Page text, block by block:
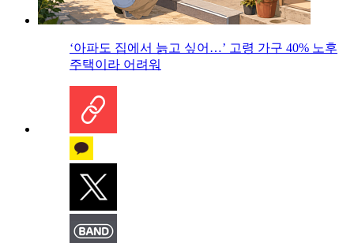
‘아파도 집에서 늙고 싶어…’ 고령 가구 40% 노후
주택이라 어려워